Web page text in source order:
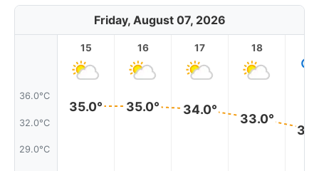
Friday, August 07, 2026
36.0°C
32.0°C
29.0°C
15
35.0°
16
35.0°
17
34.0°
18
33.0°